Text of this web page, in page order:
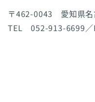
〒462-0043 愛知県名
TEL 052-913-6699